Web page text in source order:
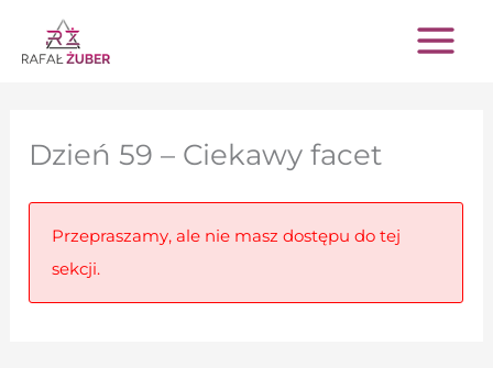
Przejdź
do
Dzień 59 – Ciekawy facet
Przepraszamy, ale nie masz dostępu do tej
sekcji.